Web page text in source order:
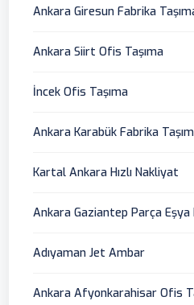
Ankara Giresun Fabrika
Ankara Siirt Ofis Taşıma
İncek Ofis Taşıma
Ankara Karabük Fabrika
Kartal Ankara Hızlı Nakliyat
Ankara Gaziantep Parça
Adıyaman Jet Ambar
Ankara Afyonkarahisar Ofis